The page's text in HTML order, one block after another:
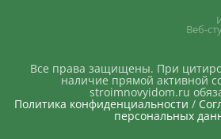
Веб-
Все права защищены. При
наличие прямой активной
stroimnovyidom.ru
Политика конфиденциальности /
персональных